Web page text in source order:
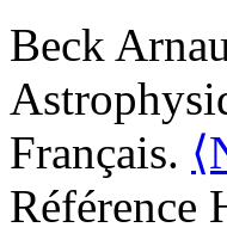
Beck
Français.
Référence